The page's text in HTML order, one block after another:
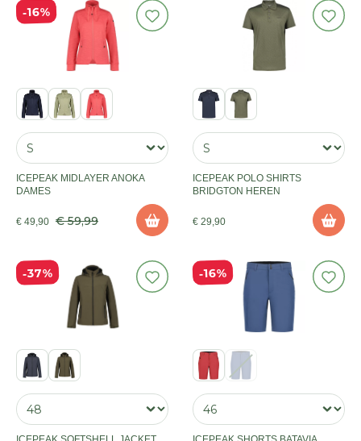
16%
ICEPEAK MIDLAYER ANOKA
DAMES
€ 49,90 € 59,99
ICEPEAK POLO SHIRTS
BRIDGTON HEREN
€ 29,90
37% 16%